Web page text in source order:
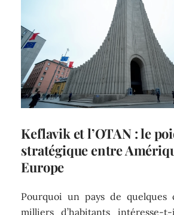
Keflavik et l’OTAN : le
stratégique entre
Europe
Pourquoi un pays de quelques
milliers d’habitants intéresse-